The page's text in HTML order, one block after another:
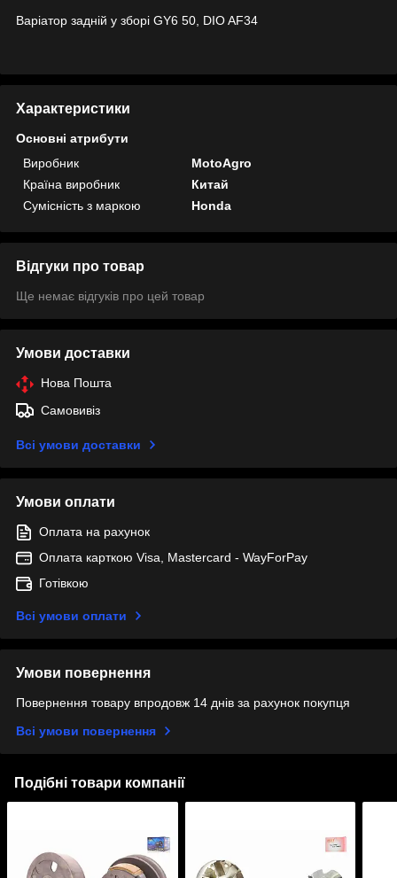
Варіатор задній у зборі GY6 50, DIO AF34
Характеристики
Основні атрибути
Виробник
MotoAgro
Країна виробник
Китай
Сумісність з маркою
Honda
Відгуки про товар
Ще немає відгуків про цей товар
Умови доставки
Нова Пошта
Самовивіз
Всі умови доставки
Умови оплати
Оплата на рахунок
Оплата карткою Visa, Mastercard - WayForPay
Готівкою
Всі умови оплати
Умови повернення
Повернення товару впродовж 14 днів за рахунок покупця
Всі умови повернення
Подібні товари компанії